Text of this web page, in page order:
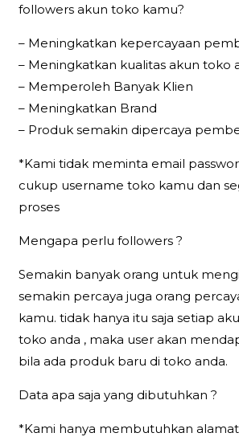
followers akun toko kamu?
– Meningkatkan kepercayaan
– Meningkatkan kualitas akun toko
– Memperoleh Banyak Klien
– Meningkatkan Brand
– Produk semakin dipercaya
*Kami tidak meminta email
cukup username toko kamu dan
proses
Mengapa perlu followers ?
Semakin banyak orang untuk
semakin percaya juga orang
kamu. tidak hanya itu saja setiap
toko anda , maka user akan
bila ada produk baru di toko anda.
Data apa saja yang dibutuhkan ?
*Kami hanya membutuhkan